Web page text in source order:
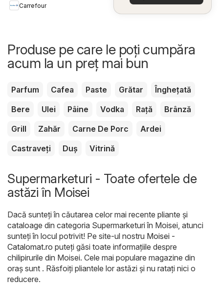
Carrefour
Produse pe care le poți cumpăra
acum la un preț mai bun
Parfum Cafea Paste Grătar
Înghețată
Bere
Ulei Pâine Vodka Rață
Brânză
Grill
Zahăr Carne De Porc
Ardei
Castraveți
Duș Vitrină
Supermarketuri - Toate ofertele de
astăzi în Moisei
Dacă sunteți în căutarea celor mai recente pliante și
cataloage din categoria Supermarketuri în Moisei, atunci
sunteți în locul potrivit! Pe site-ul nostru Moisei -
Catalomat.ro puteți găsi toate informațiile despre
chilipirurile din Moisei. Cele mai populare magazine din
oraș sunt . Răsfoiți pliantele lor astăzi și nu ratați nici o
reducere.